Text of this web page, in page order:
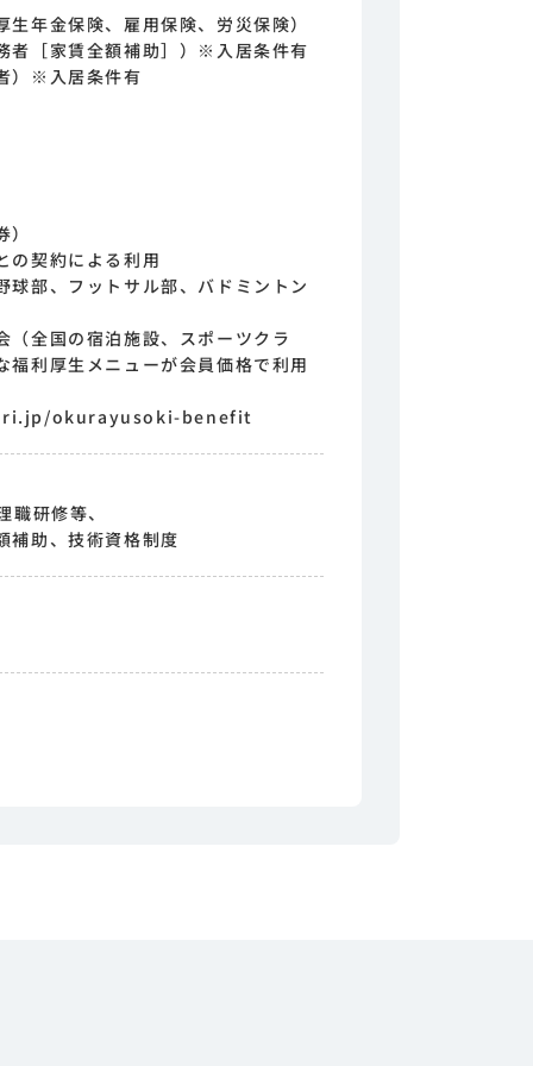
年金保険、雇用保険、労災保険）
者［家賃全額補助］）※入居条件有
）※入居条件有
の契約による利用
部、フットサル部、バドミントン
全国の宿泊施設、スポーツクラ
福利厚生メニューが会員価格で利用
okurayusoki-benefit
研修等、
補助、技術資格制度